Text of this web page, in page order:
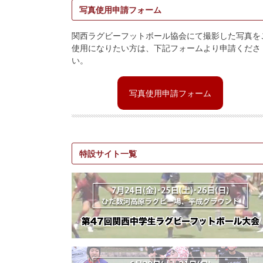
写真使用申請フォーム
関西ラグビーフットボール協会にて撮影した写真を
使用になりたい方は、下記フォームより申請くださ
い。
写真使用申請フォーム
特設サイト一覧